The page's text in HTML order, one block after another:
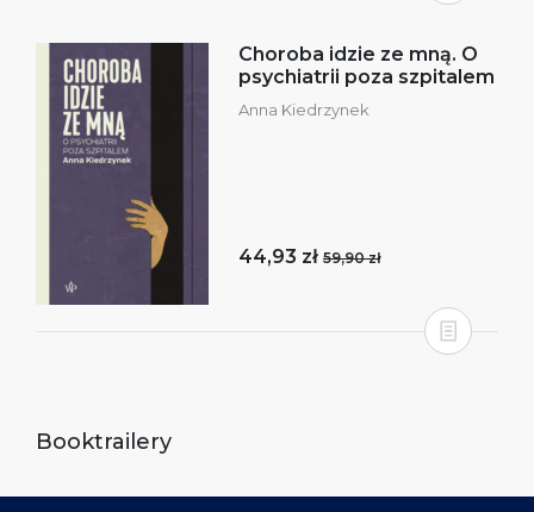
Choroba idzie ze mną. O
psychiatrii poza szpitalem
Anna Kiedrzynek
44,93 zł 59,90 zł
Booktrailery